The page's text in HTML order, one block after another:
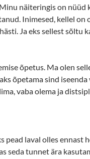
näiteringis on nüüd
Inimesed, kellel on
Ja eks sellest sõltu
õpetus. Ma olen
õpetama sind iseenda
vaba olema ja
pead laval olles ennast
seda tunnet ära